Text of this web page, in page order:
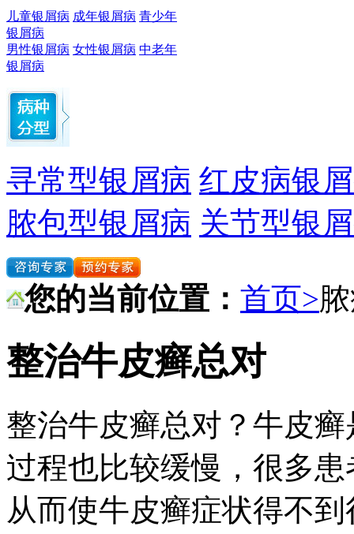
儿童银屑病 成年银屑病 青少年
银屑病
男性银屑病 女性银屑病 中老年
银屑病
寻常型银屑病 红皮病银
脓包型银屑病 关节型银
您的当前位置： 首页>
整治牛皮癣总对
整治牛皮癣总对？牛皮
过程也比较缓慢，很多
从而使牛皮癣症状得不